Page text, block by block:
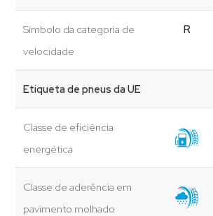
Símbolo da categoria de
velocidade
R
Etiqueta de pneus da UE
Classe de eficiência
energética
Classe de aderência em
pavimento molhado